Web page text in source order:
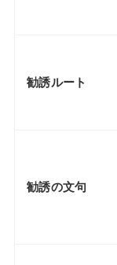
勧誘ルート
勧誘の文句